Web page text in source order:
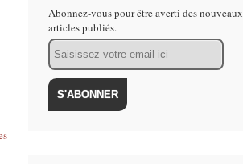
Abonnez-vous pour être averti des nouveaux
articles publiés.
Email